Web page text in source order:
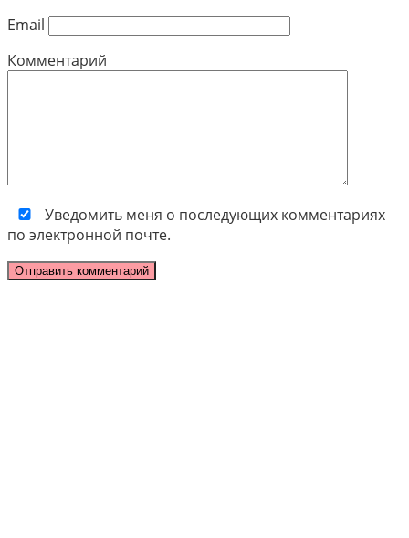
Email
Комментарий
Уведомить меня о последующих комментариях
по электронной почте.